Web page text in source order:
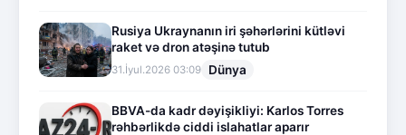
Rusiya Ukraynanın iri şəhərlərini kütləvi
raket və dron atəşinə tutub
31.İyul.2026 03:09 Dünya
BBVA-da kadr dəyişikliyi: Karlos Torres
rəhbərlikdə ciddi islahatlar aparır